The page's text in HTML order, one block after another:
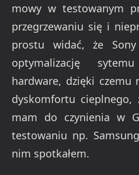
mowy w testowanym
przegrzewaniu się i
prostu widać, że
optymalizację
hardware, dzięki czemu
dyskomfortu
mam do czynienia w
testowaniu np.
nim spotkałem.